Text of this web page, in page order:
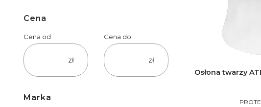
Cena
Cena od
zł
Cena do
zł
Marka
Osłona twarzy